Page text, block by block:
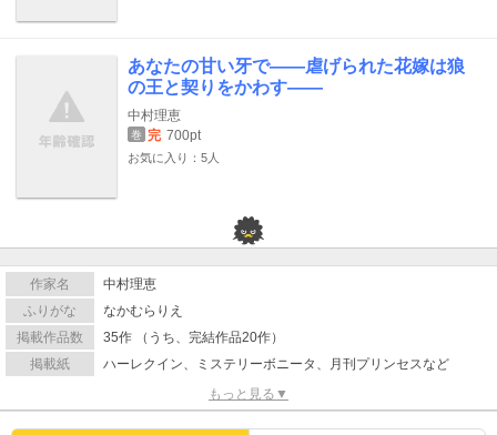
あなたの甘い牙で――虐げられた花嫁は狼
の王と契りをかわす――
中村理恵
巻 完 700pt
お気に入り：5人
作家名
中村理恵
ふりがな
なかむらりえ
掲載作品数
35作 （うち、完結作品20作）
掲載紙
ハーレクイン、ミステリーボニータ、月刊プリンセスなど
もっと見る▼